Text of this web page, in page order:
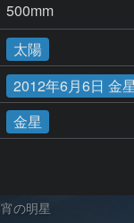
500mm
太陽
2012年6月6日 金
金星
宵の明星